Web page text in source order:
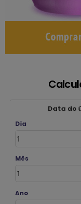
Data do
Dia
Mês
Ano